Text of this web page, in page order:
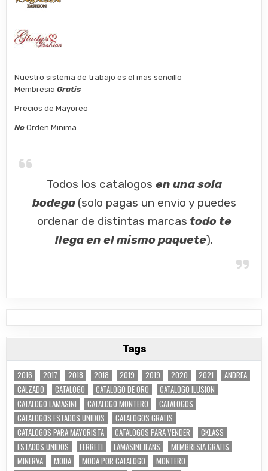
Nuestro sistema de trabajo es el mas sencillo
MembresiaGratis
Precios de Mayoreo
No Orden Minima
Todos los catalogos en una sola
bodega (solo pagas un envio y puedes
ordenar de distintas marcas todo te
llega en el mismo paquete).
Tags
2016 2017 2018 2018 2019 2019 2020 2021
ANDREA
CALZADO
CATALOGO CATALOGO DE ORO
CATALOGO ILUSION
CATALOGO LAMASINI
CATALOGO MONTERO
CATALOGOS
CATALOGOS ESTADOS UNIDOS
CATALOGOS GRATIS
CATALOGOS PARA MAYORISTA
CATALOGOS PARA VENDER
CKLASS
ESTADOS UNIDOS
FERRETI LAMASINI JEANS
MEMBRESIA GRATIS
MINERVA
MODA MODA POR CATALOGO
MONTERO